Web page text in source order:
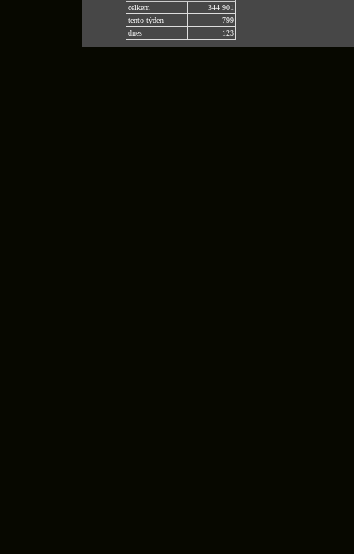
celkem
344 901
tento týden
799
dnes
123